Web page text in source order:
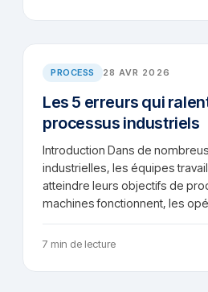
PROCESS 28 AVR 2026
Les 5 erreurs qui
processus industriels
Introduction Dans de
industrielles, les équipes
atteindre leurs objectifs de
machines fonctionnent, les
7 min de lecture